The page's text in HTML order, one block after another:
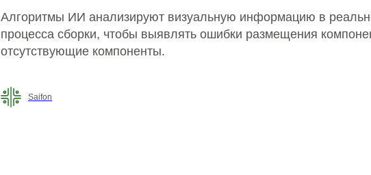
Алгоритмы ИИ анализируют визуальную информацию в
процесса сборки, чтобы выявлять ошибки размещения
отсутствующие компоненты.
Saifon